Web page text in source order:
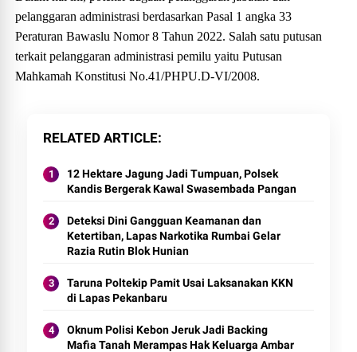
pelanggaran administrasi berdasarkan Pasal 1 angka 33
Peraturan Bawaslu Nomor 8 Tahun 2022. Salah satu putusan
terkait pelanggaran administrasi pemilu yaitu Putusan
Mahkamah Konstitusi No.41/PHPU.D-VI/2008.
RELATED ARTICLE
12 Hektare Jagung Jadi Tumpuan, Polsek
Kandis Bergerak Kawal Swasembada Pangan
Deteksi Dini Gangguan Keamanan dan
Ketertiban, Lapas Narkotika Rumbai Gelar
Razia Rutin Blok Hunian
Taruna Poltekip Pamit Usai Laksanakan KKN
di Lapas Pekanbaru
Oknum Polisi Kebon Jeruk Jadi Backing
Mafia Tanah Merampas Hak Keluarga Ambar